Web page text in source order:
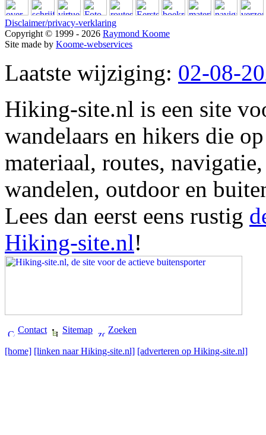
Disclaimer/privacy-verklaring
Copyright © 1999 - 2026 Raymond Koome
Site made by Koome-webservices
Laatste wijziging: 02-08-
Hiking-site.nl is een site
wandelaars en hikers die
materiaal, routes,
wandelen, outdoor en
Lees dan eerst eens rustig
Hiking-site.nl!
Contact Sitemap Zoeken
[home] [linken naar Hiking-site.nl] [adverteren op Hiking-site.nl]